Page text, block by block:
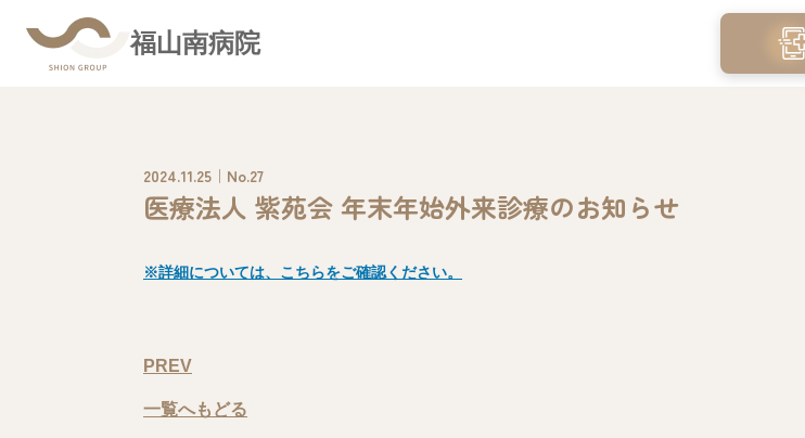
福山南病院
2024.11.25｜No.27
医療法人 紫苑会 年末年始外来診療のお知らせ
※詳細については、こちらをご確認ください。
PREV
一覧へもどる